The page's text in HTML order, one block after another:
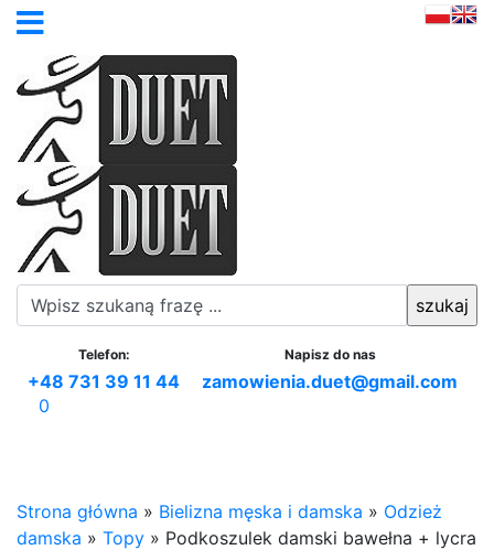
Telefon:
+48 731 39 11 44
Napisz do nas
zamowienia.duet@gmail.com
0
Strona główna » Bielizna męska i damska » Odzież
damska » Topy » Podkoszulek damski bawełna + lycra